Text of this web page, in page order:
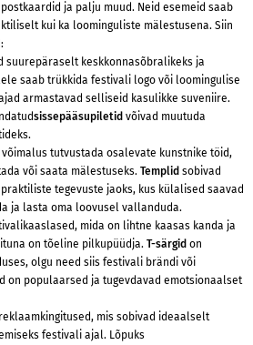
ja palju muud. Neid esemeid saab
kui ka loominguliste mälestusena. Siin
suurepäraselt keskkonnasõbralikeks ja
saab trükkida festivali logo või loomingulise
armastavad selliseid kasulikke suveniire.
sissepääsupiletid võivad muutuda
tutvustada osalevate kunstnike töid,
või saata mälestuseks. Templid sobivad
tegevuste jaoks, kus külalised saavad
ja lasta oma loovusel vallanduda.
mida on lihtne kaasas kanda ja
on tõeline pilkupüüdja. T-särgid on
olgu need siis festivali brändi või
on populaarsed ja tugevdavad emotsionaalset
mis sobivad ideaalselt
festivali ajal. Lõpuks